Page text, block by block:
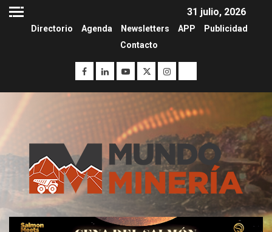
31 julio, 2026
Directorio Agenda Newsletters APP
Publicidad
Contacto